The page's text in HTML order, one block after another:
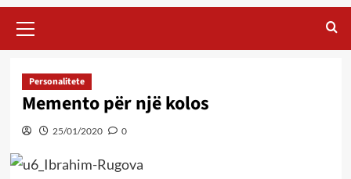
Menu
Personalitete
Memento për një kolos
25/01/2020 0